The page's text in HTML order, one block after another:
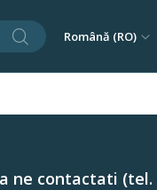
CăutareLimba
Română (RO)
ne contactati (tel.